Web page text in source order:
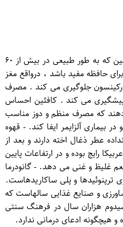
اطلاعات بیشتر از- کافه لاته با قارچ گانودرما ۲۰ عددی - کافه لاته با قارچ گانودرما قهوه به علت داشتن کافئین و مزه و عطر آن یكی از پرمصرفترین نوشیدنیها است. کافئین که به طور طبیعی در بیش از ۶۰
حافظه مفید باشد ، درواقع مغز
پارکینسون جلوگیری می کند . مصرف
پیشگیری می کند . کافئین احساس
دهند که مصرف منظم و دوز مناسب
بیماری آلزایمر ایفا کند. - قهوه
عطر ذغال اخته دارند و بعد از
رایج بوده و در ارتفاعات پایین
غلیظ و غنی می دهد. - گانودرما
ترپنوئیدها و پلی ساکاریدهاست.
و صنایع غذایی سالهاست که
هزاران سال در فرهنگ سنتی
هیچگونه ادعای درمانی ندارد.